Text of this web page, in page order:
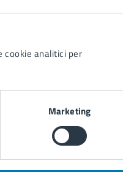
cookie analitici per
Marketing